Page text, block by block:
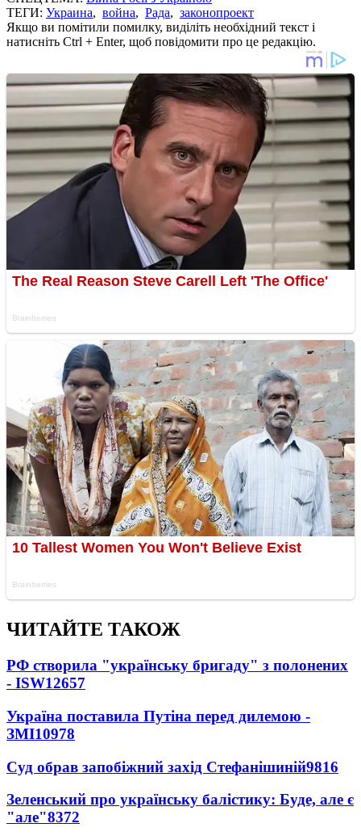
ТЕГИ: Украина, война, Рада, законопроект
Якщо ви помітили помилку, виділіть необхідний текст і
натисніть Ctrl + Enter, щоб повідомити про це редакцію.
ЧИТАЙТЕ ТАКОЖ
РФ створила "українську бригаду" з полонених
- ISW12657
Україна поставила Путіна перед дилемою -
ЗМІ10978
Суд обрав запобіжний захід Стефанішиній9816
Зеленський про українську балістику: Буде, але є
"але"8372